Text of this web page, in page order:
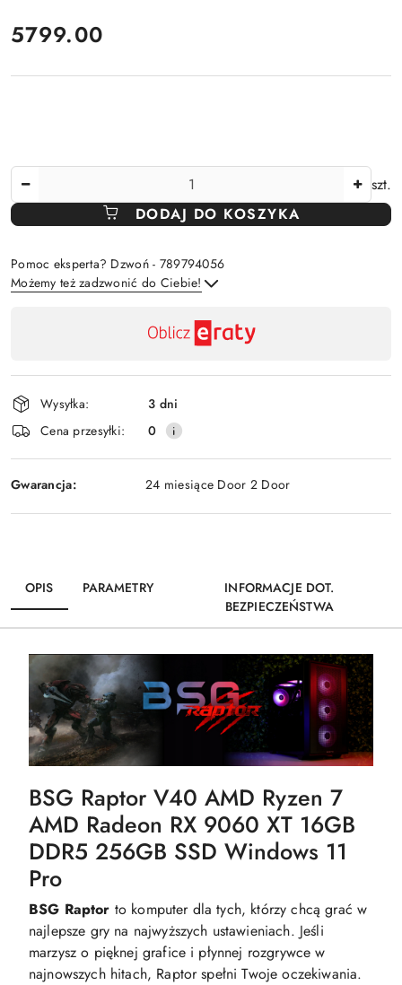
cena:
5799.00
szt.
DODAJ DO KOSZYKA
Pomoc eksperta? Dzwoń - 789794056
Możemy też zadzwonić do Ciebie!
płatność
i
dostawa
Wysyłka:
3 dni
Cena przesyłki:
0
Gwarancja: 24 miesiące Door 2 Door
OPIS PARAMETRY
INFORMACJE DOT.
BEZPIECZEŃSTWA
BSG Raptor V40 AMD Ryzen 7
AMD Radeon RX 9060 XT 16GB
DDR5 256GB SSD Windows 11
Pro
BSG Raptor to komputer dla tych, którzy chcą grać w
najlepsze gry na najwyższych ustawieniach. Jeśli
marzysz o pięknej grafice i płynnej rozgrywce w
najnowszych hitach, Raptor spełni Twoje oczekiwania.